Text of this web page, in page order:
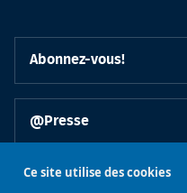
Ce site utilise des cookies
Abonnez-vous!
@Presse
Accès rapides